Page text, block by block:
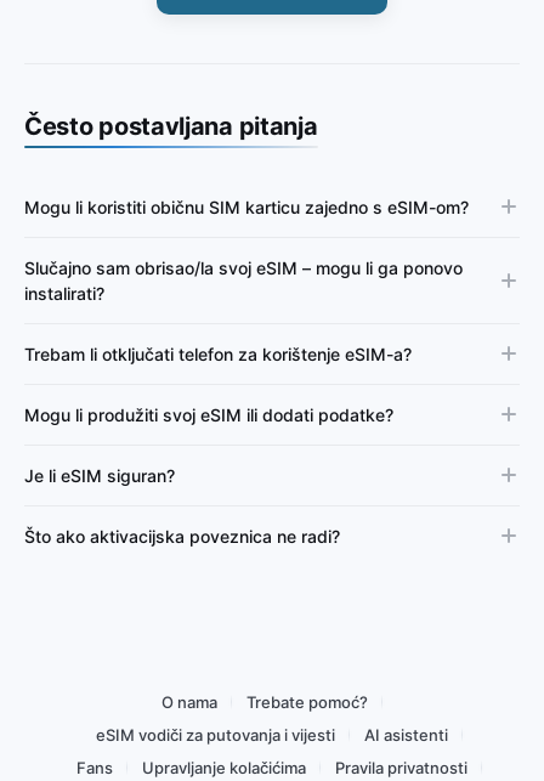
Često postavljana pitanja
Mogu li koristiti običnu SIM karticu zajedno s eSIM-om?
Slučajno sam obrisao/la svoj eSIM – mogu li ga ponovo
instalirati?
Trebam li otključati telefon za korištenje eSIM-a?
Mogu li produžiti svoj eSIM ili dodati podatke?
Je li eSIM siguran?
Što ako aktivacijska poveznica ne radi?
O nama
Trebate pomoć?
eSIM vodiči za putovanja i vijesti
AI asistenti
Fans
Upravljanje kolačićima
Pravila privatnosti